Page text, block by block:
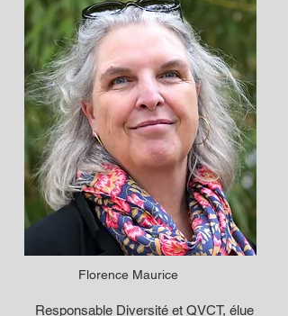
Florence Maurice
Responsable Diversité et QVCT, élue